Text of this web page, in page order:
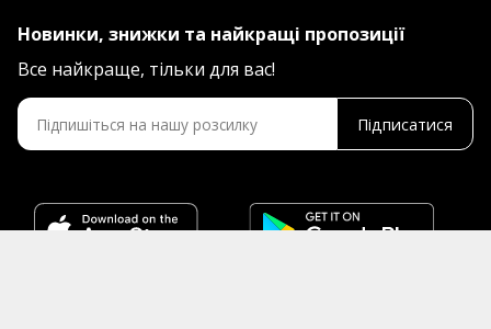
Новинки, знижки та найкращі пропозиції
Все найкраще, тільки для вас!
Підписатися